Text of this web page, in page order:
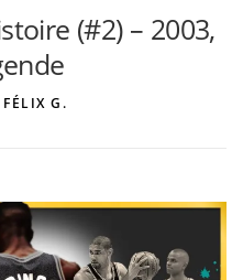
LES SPURS
(#2) – 2003,
FÉLIX G.